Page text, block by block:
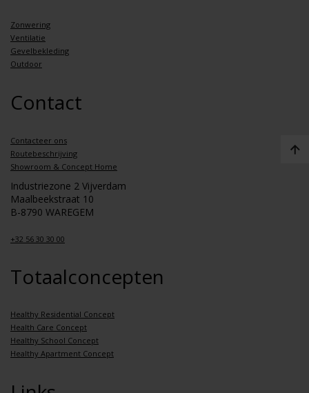
Zonwering
Ventilatie
Gevelbekleding
Outdoor
Contact
Contacteer ons
Routebeschrijving
Showroom & Concept Home
Industriezone 2 Vijverdam
Maalbeekstraat 10
B-8790 WAREGEM
+32 56 30 30 00
Totaalconcepten
Healthy Residential Concept
Health Care Concept
Healthy School Concept
Healthy Apartment Concept